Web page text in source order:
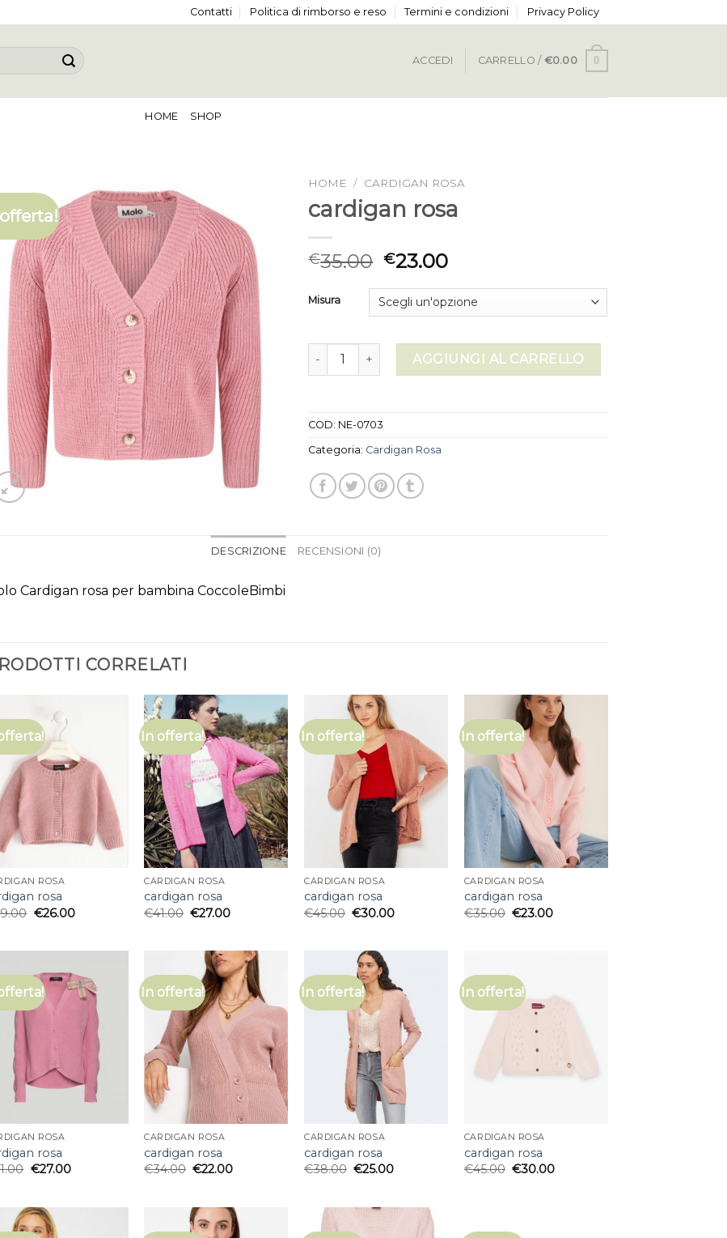
Contatti Politica di rimborso e reso Termini e condizioni Privacy Policy
ACCEDI CARRELLO / €0.00 0
HOME SHOP
HOME / CARDIGAN ROSA
cardigan rosa
€35.00 €23.00
Misura
cardigan rosa quantitàAGGIUNGI AL CARRELLO
COD: NE-0703
Categoria: Cardigan Rosa
DESCRIZIONE RECENSIONI (0)
Cardigan rosa per bambina CoccoleBimbi
CORRELATI
ROSA
rosa
€26.00
In offerta!
CARDIGAN ROSA
cardigan rosa
€41.00 €27.00
In offerta!
CARDIGAN ROSA
cardigan rosa
€45.00 €30.00
In offerta!
CARDIGAN ROSA
cardigan rosa
€35.00 €23.00
ROSA
rosa
€27.00
In offerta!
CARDIGAN ROSA
cardigan rosa
€34.00 €22.00
In offerta!
CARDIGAN ROSA
cardigan rosa
€38.00 €25.00
In offerta!
CARDIGAN ROSA
cardigan rosa
€45.00 €30.00